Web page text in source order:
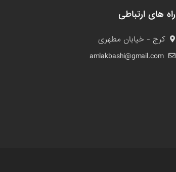
راه های ارتباطی
کرج - خیابان مطهری
amlakbashi@gmail.com